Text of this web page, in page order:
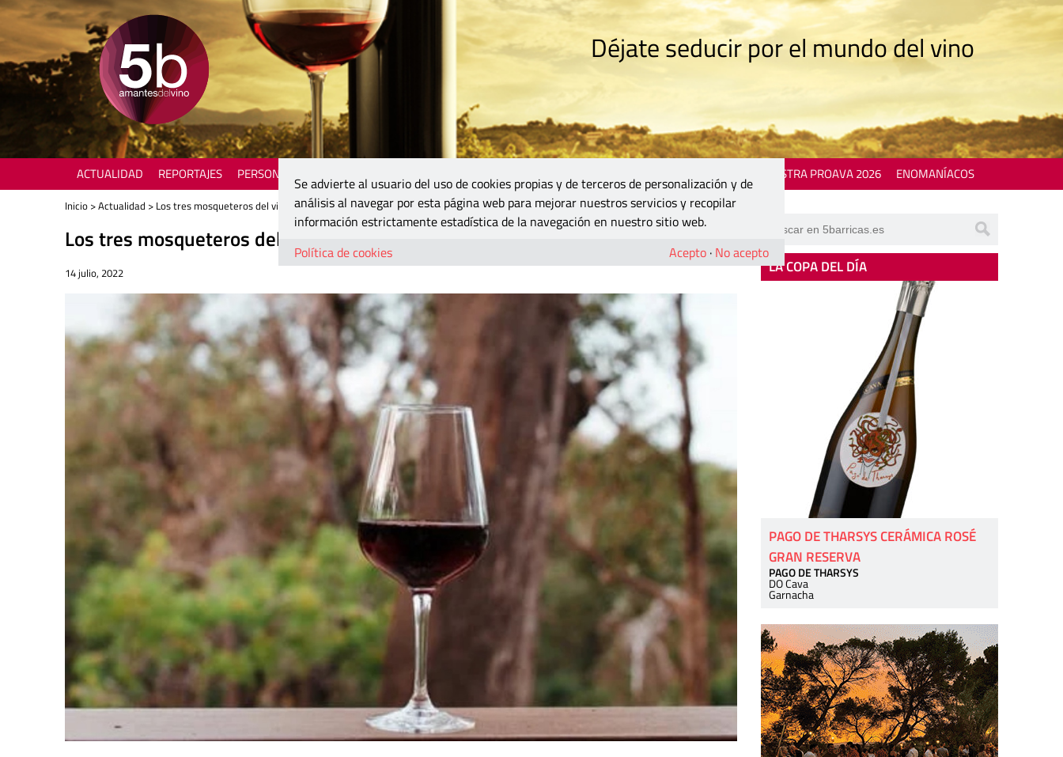
Déjate seducir por el mundo del vino
ACTUALIDAD REPORTAJES PERSONAJES MOSTRA PROAVA 2026 ENOMANÍACOS
Inicio >Actualidad > Los tres mosqueteros del vino sinarqueño llenarán las copas de HUE-VIN 2022
Los tres mosqueteros del vino sinarqueño llenarán las copas de HUE-VIN 2022
14 julio, 2022 LA COPA DEL DÍA
PAGO DE THARSYS CERÁMICA ROSÉ
GRAN RESERVA
PAGO DE THARSYS
DO Cava
Garnacha
Se advierte al usuario del uso de cookies propias y de terceros de personalización y de
análisis al navegar por esta página web para mejorar nuestros servicios y recopilar
información estrictamente estadística de la navegación en nuestro sitio web.
Política de cookies
Acepto · No acepto